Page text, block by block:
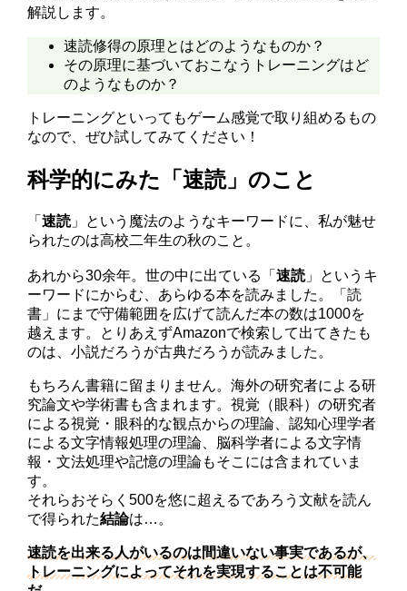
解説します。
速読修得の原理とはどのようなものか？
その原理に基づいておこなうトレーニングはど
のようなものか？
トレーニングといってもゲーム感覚で取り組めるもの
なので、ぜひ試してみてください！
科学的にみた「速読」のこと
「速読」という魔法のようなキーワードに、私が魅せ
られたのは高校二年生の秋のこと。
あれから30余年。世の中に出ている「速読」というキ
ーワードにからむ、あらゆる本を読みました。「読
書」にまで守備範囲を広げて読んだ本の数は1000を
越えます。とりあえずAmazonで検索して出てきたも
のは、小説だろうが古典だろうが読みました。
もちろん書籍に留まりません。海外の研究者による研
究論文や学術書も含まれます。視覚（眼科）の研究者
による視覚・眼科的な観点からの理論、認知心理学者
による文字情報処理の理論、脳科学者による文字情
報・文法処理や記憶の理論もそこには含まれていま
す。
それらおそらく500を悠に超えるであろう文献を読ん
で得られた結論は…。
速読を出来る人がいるのは間違いない事実であるが、
トレーニングによってそれを実現することは不可能